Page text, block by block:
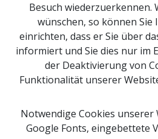
Impressum
Newsletter Anmeldung
Kontakt
Downloads
Besuch wiederzuerkennen.
wünschen, so können Sie
einrichten, dass er Sie über
informiert und Sie dies nur im
der Deaktivierung von
Funktionalität unserer
Notwendige Cookies
Google Fonts, eingebettete